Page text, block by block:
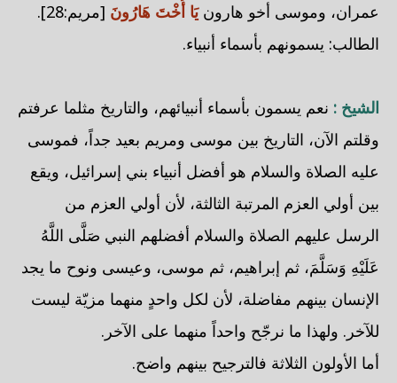
عمران، وموسى أخو هارونيَا أُخْتَ هَارُونَ [مريم:28].
الطالب: يسمونهم بأسماء أنبياء.
الشيخ : نعم يسمون بأسماء أنبيائهم، والتاريخ مثلما عرفتم
وقلتم الآن، التاريخ بين موسى ومريم بعيد جداً، فموسى
عليه الصلاة والسلام هو أفضل أنبياء بني إسرائيل، ويقع
بين أولي العزم المرتبة الثالثة، لأن أولي العزم من
الرسل عليهم الصلاة والسلام أفضلهم النبي صَلَّى اللَّهُ
عَلَيْهِ وَسَلَّمَ، ثم إبراهيم، ثم موسى، وعيسى ونوح ما يجد
الإنسان بينهم مفاضلة، لأن لكل واحدٍ منهما مزيّة ليست
للآخر. ولهذا ما نرجّح واحداً منهما على الآخر.
أما الأولون الثلاثة فالترجيح بينهم واضح.